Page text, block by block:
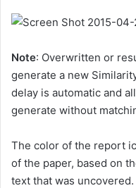
Note: Overwritten or
generate a new
delay is automatic and
generate without
The color of the report
of the paper, based on
text that was